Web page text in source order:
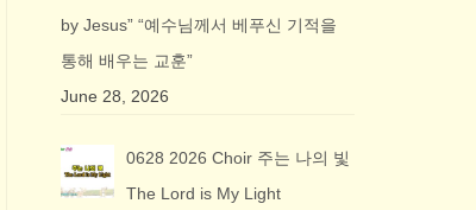
by Jesus” “예수님께서 베푸신 기적을
통해 배우는 교훈”
June 28, 2026
0628 2026 Choir 주는 나의 빛
The Lord is My Light